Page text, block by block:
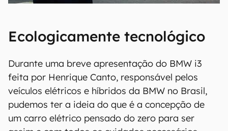
Ecologicamente tecnológico
Durante uma breve apresentação do BMW i3
feita por Henrique Canto, responsável pelos
veículos elétricos e híbridos da BMW no Brasil,
pudemos ter a ideia do que é a concepção de
um carro elétrico pensado do zero para ser